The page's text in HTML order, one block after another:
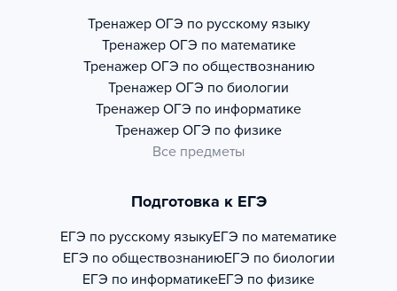
Тренажер ОГЭ по русскому языку
Тренажер ОГЭ по математике
Тренажер ОГЭ по обществознанию
Тренажер ОГЭ по биологии
Тренажер ОГЭ по информатике
Тренажер ОГЭ по физике
Все предметы
Подготовка к ЕГЭ
ЕГЭ по русскому языкуЕГЭ по математике
ЕГЭ по обществознаниюЕГЭ по биологии
ЕГЭ по информатикеЕГЭ по физике